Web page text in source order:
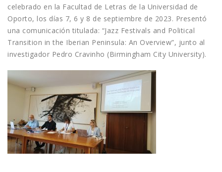
celebrado en la Facultad de Letras de la Universidad de
Oporto, los días 7, 6 y 8 de septiembre de 2023. Presentó
una comunicación titulada: “Jazz Festivals and Political
Transition in the Iberian Peninsula: An Overview”, junto al
investigador Pedro Cravinho (Birmingham City University).